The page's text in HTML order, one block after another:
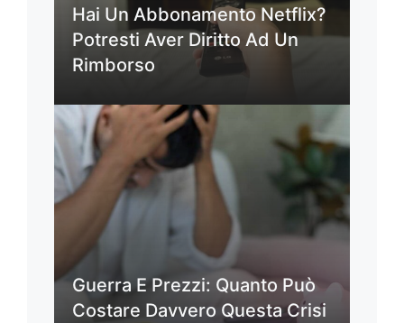
Hai Un Abbonamento Netflix?
Potresti Aver Diritto Ad Un
Rimborso
Guerra E Prezzi: Quanto Può
Costare Davvero Questa Crisi